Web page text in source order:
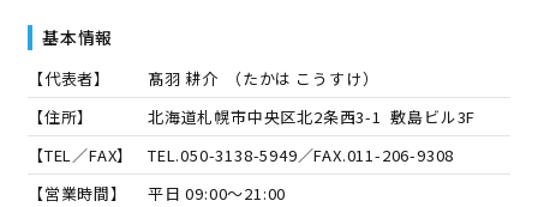
基本情報
【代表者】 髙羽 耕介 （たかは こうすけ）
【住所】
北海道札幌市中央区北2条西3-1 敷島ビル3F
【TEL／FAX】
TEL.050-3138-5949／FAX.011-206-9308
【営業時間】
平日 09:00～21:00